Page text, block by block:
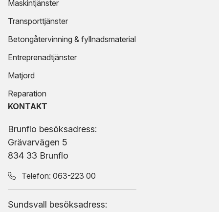
Maskintjänster
Transporttjänster
Betongåtervinning & fyllnadsmaterial
Entreprenadtjänster
Matjord
Reparation
KONTAKT
Brunflo besöksadress:
Grävarvägen 5
834 33 Brunflo
Telefon: 063-223 00
Sundsvall besöksadress: